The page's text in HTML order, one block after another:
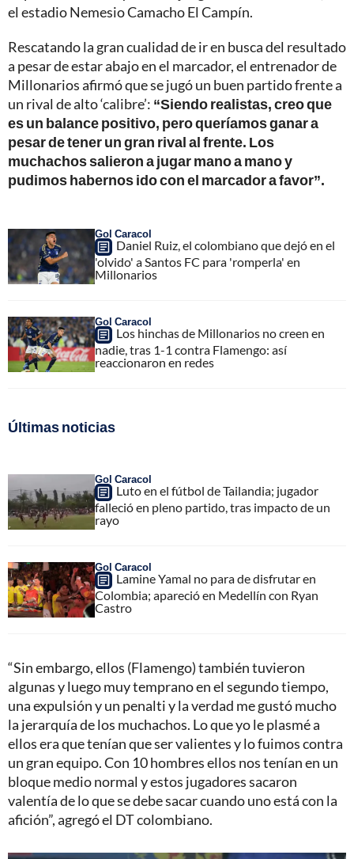
el estadio Nemesio Camacho El Campín.
Rescatando la gran cualidad de ir en busca del resultado
a pesar de estar abajo en el marcador, el entrenador de
Millonarios afirmó que se jugó un buen partido frente a
un rival de alto ‘calibre’: “Siendo realistas, creo que
es un balance positivo, pero queríamos ganar a
pesar de tener un gran rival al frente. Los
muchachos salieron a jugar mano a mano y
pudimos habernos ido con el marcador a favor”.
Gol Caracol
Daniel Ruiz, el colombiano que dejó en el
'olvido' a Santos FC para 'romperla' en
Millonarios
Gol Caracol
Los hinchas de Millonarios no creen en
nadie, tras 1-1 contra Flamengo: así
reaccionaron en redes
Últimas noticias
Gol Caracol
Luto en el fútbol de Tailandia; jugador
falleció en pleno partido, tras impacto de un
rayo
Gol Caracol
Lamine Yamal no para de disfrutar en
Colombia; apareció en Medellín con Ryan
Castro
“Sin embargo, ellos (Flamengo) también tuvieron
algunas y luego muy temprano en el segundo tiempo,
una expulsión y un penalti y la verdad me gustó mucho
la jerarquía de los muchachos. Lo que yo le plasmé a
ellos era que tenían que ser valientes y lo fuimos contra
un gran equipo. Con 10 hombres ellos nos tenían en un
bloque medio normal y estos jugadores sacaron
valentía de lo que se debe sacar cuando uno está con la
afición”, agregó el DT colombiano.